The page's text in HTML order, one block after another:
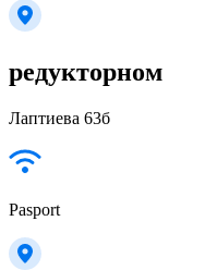
редукторном
Лаптиева 63б
Pasport